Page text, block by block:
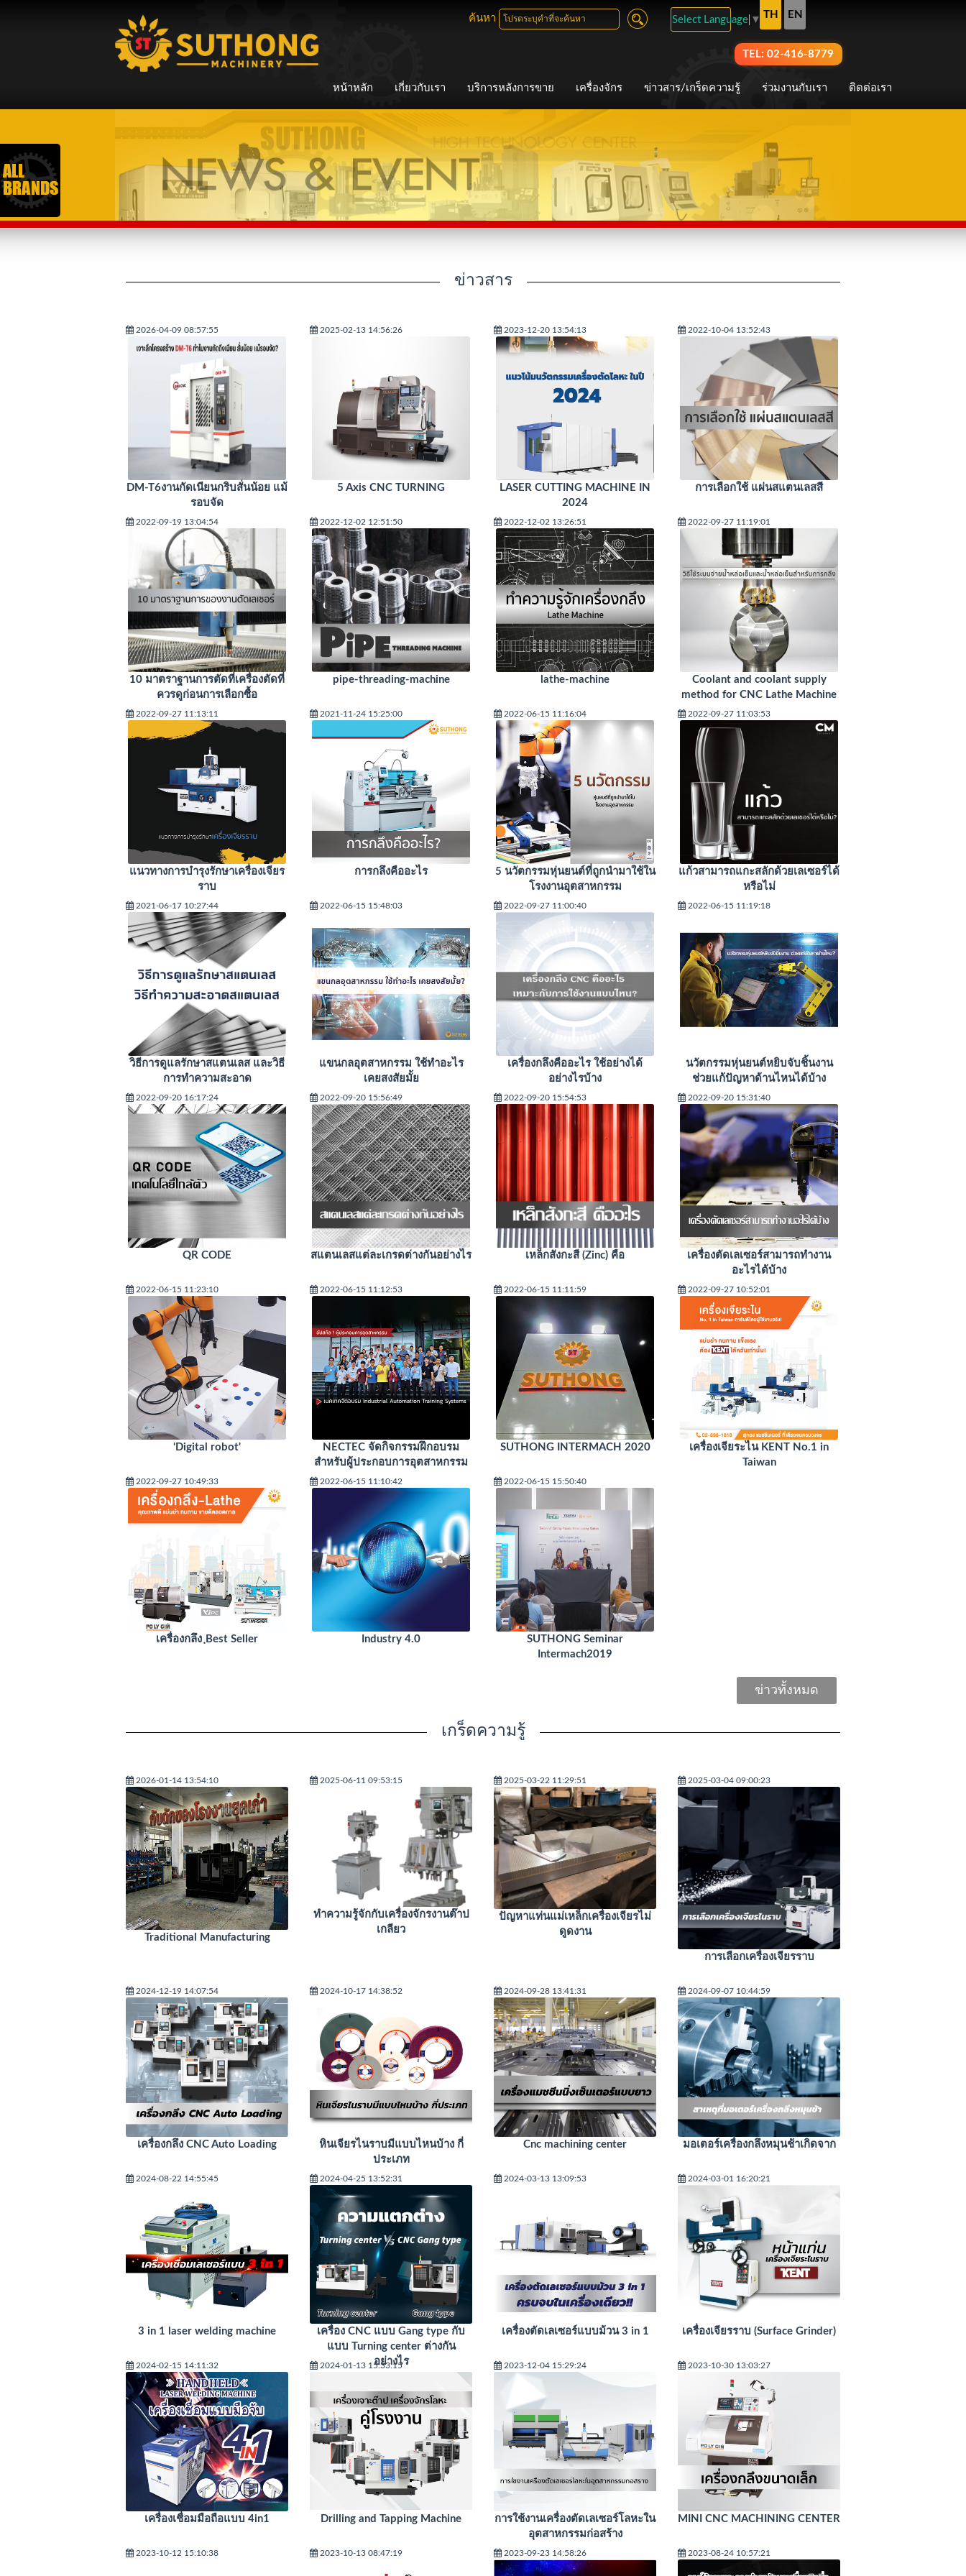
ค้นหา Select Language ▼ TH EN
TEL: 02-416-8779
หน้าหลัก เกี่ยวกับเรา บริการหลังการขาย เครื่องจักร ข่าวสาร/เกร็ดความรู้ ร่วมงานกับเรา ติดต่อเรา
ข่าวสาร
2026-04-09 08:57:55
DM-T6งานกัดเนียนกริบสั่นน้อย แม้
รอบจัด
2025-02-13 14:56:26
5 Axis CNC TURNING
2023-12-20 13:54:13
LASER CUTTING MACHINE IN
2024
2022-10-04 13:52:43
การเลือกใช้ แผ่นสแตนเลสสี
2022-09-19 13:04:54
10 มาตราฐานการตัดที่เครื่องตัดที่
ควรดูก่อนการเลือกซื้อ
2022-12-02 12:51:50
pipe-threading-machine
2022-12-02 13:26:51
lathe-machine
2022-09-27 11:19:01
Coolant and coolant supply
method for CNC Lathe Machine
2022-09-27 11:13:11
แนวทางการบำรุงรักษาเครื่องเจียร
ราบ
2021-11-24 15:25:00
การกลึงคืออะไร
2022-06-15 11:16:04
5 นวัตกรรมหุ่นยนต์ที่ถูกนำมาใช้ใน
โรงงานอุตสาหกรรม
2022-09-27 11:03:53
แก้วสามารถแกะสลักด้วยเลเซอร์ได้
หรือไม่
2021-06-17 10:27:44
วิธีการดูแลรักษาสแตนเลส และวิธี
การทำความสะอาด
2022-06-15 15:48:03
แขนกลอุตสาหกรรม ใช้ทำอะไร
เคยสงสัยมั้ย
2022-09-27 11:00:40
เครื่องกลึงคืออะไร ใช้อย่างได้
อย่างไรบ้าง
2022-06-15 11:19:18
นวัตกรรมหุ่นยนต์หยิบจับชิ้นงาน
ช่วยแก้ปัญหาด้านไหนได้บ้าง
2022-09-20 16:17:24
QR CODE
2022-09-20 15:56:49
สแตนเลสแต่ละเกรดต่างกันอย่างไร
2022-09-20 15:54:53
เหล็กสังกะสี (Zinc) คือ
2022-09-20 15:31:40
เครื่องตัดเลเซอร์สามารถทำงาน
อะไรได้บ้าง
2022-06-15 11:23:10
'Digital robot'
2022-06-15 11:12:53
NECTEC จัดกิจกรรมฝึกอบรม
สำหรับผู้ประกอบการอุตสาหกรรม
2022-06-15 11:11:59
SUTHONG INTERMACH 2020
2022-09-27 10:52:01
เครื่องเจียระไน KENT No.1 in
Taiwan
2022-09-27 10:49:33
เครื่องกลึง ฺBest Seller
2022-06-15 11:10:42
Industry 4.0
2022-06-15 15:50:40
SUTHONG Seminar
Intermach2019
ข่าวทั้งหมด
เกร็ดความรู้
2026-01-14 13:54:10
Traditional Manufacturing
2025-06-11 09:53:15
ทำความรู้จักกับเครื่องจักรงานต๊าป
เกลียว
2025-03-22 11:29:51
ปัญหาแท่นแม่เหล็กเครื่องเจียรไม่
ดูดงาน
2025-03-04 09:00:23
การเลือกเครื่องเจียรราบ
2024-12-19 14:07:54
เครื่องกลึง CNC Auto Loading
2024-10-17 14:38:52
หินเจียรไนราบมีแบบไหนบ้าง กี่
ประเภท
2024-09-28 13:41:31
Cnc machining center
2024-09-07 10:44:59
มอเตอร์เครื่องกลึงหมุนช้าเกิดจาก
2024-08-22 14:55:45
3 in 1 laser welding machine
2024-04-25 13:52:31
เครื่อง CNC แบบ Gang type กับ
แบบ Turning center ต่างกัน
อย่างไร
2024-03-13 13:09:53
เครื่องตัดเลเซอร์แบบม้วน 3 in 1
2024-03-01 16:20:21
เครื่องเจียรราบ (Surface Grinder)
2024-02-15 14:11:32
เครื่องเชื่อมมือถือแบบ 4in1
2024-01-13 15:33:15
Drilling and Tapping Machine
2023-12-04 15:29:24
การใช้งานเครื่องตัดเลเซอร์โลหะใน
อุตสาหกรรมก่อสร้าง
2023-10-30 13:03:27
MINI CNC MACHINING CENTER
2023-10-12 15:10:38 2023-10-13 08:47:19 2023-09-23 14:58:26 2023-08-24 10:57:21